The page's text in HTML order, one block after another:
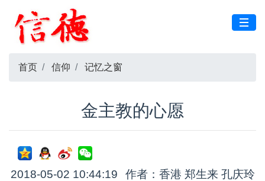
首页 信仰 记忆之窗
金主教的心愿
2018-05-02 10:44:19 作者：香港 郑生来 孔庆玲